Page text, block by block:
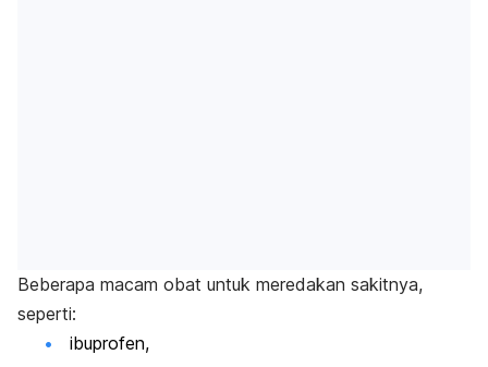
Beberapa macam obat untuk meredakan sakitnya,
seperti:
ibuprofen,